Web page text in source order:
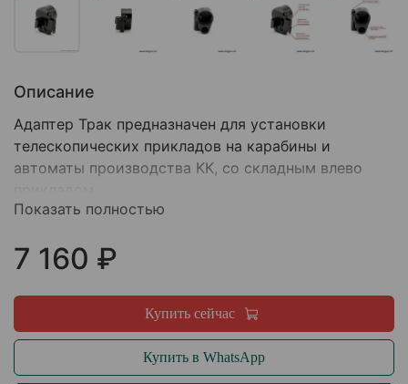
Описание
Адаптер Трак предназначен для установки
телескопических прикладов на карабины и
автоматы производства КК, со складным влево
Показать полностью
7 160 ₽
Купить сейчас
Купить в WhatsApp